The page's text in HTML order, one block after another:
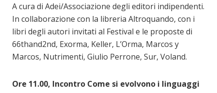
A cura di Adei/Associazione degli editori indipendenti.
In collaborazione con la libreria Altroquando, con i
libri degli autori invitati al Festival e le proposte di
66thand2nd, Exorma, Keller, L’Orma, Marcos y
Marcos, Nutrimenti, Giulio Perrone, Sur, Voland.
Ore 11.00, Incontro Come si evolvono i linguaggi